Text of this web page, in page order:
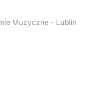
Muzyczne - Lublin